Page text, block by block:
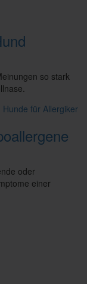
so stark
oder
einer